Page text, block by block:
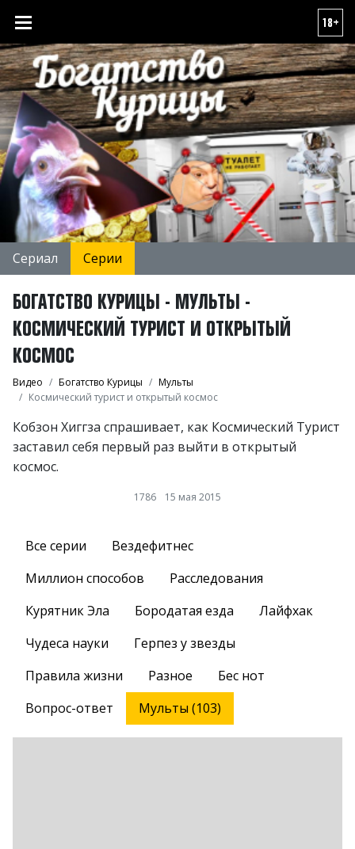
18+
Сериал Серии
БОГАТСТВО КУРИЦЫ - МУЛЬТЫ -
КОСМИЧЕСКИЙ ТУРИСТ И ОТКРЫТЫЙ
КОСМОС
Видео Богатство Курицы
Мульты
Космический турист и открытый космос
Кобзон Хиггза спрашивает, как Космический Турист
заставил себя первый раз выйти в открытый
космос.
1786 15 мая 2015
Все серии
Вездефитнес
Миллион способов
Расследования
Курятник Эла
Бородатая езда
Лайфхак
Чудеса науки
Герпез у звезды
Правила жизни
Разное
Бес нот
Вопрос-ответ
Мульты (103)